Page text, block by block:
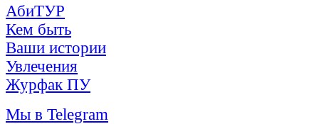
АбиТУР
Кем быть
Ваши истории
Увлечения
Журфак ПУ
Мы в Telegram